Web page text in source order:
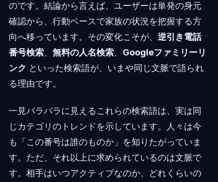
のです。結論から言えば、ユーザーは単発の身元
確認から、行動ベースで家族の状況を把握する方
向へ移っています。その変化こそが、 逆引き電話
番号検索、 無料の人名検索、 Googleファミリーリ
ンク といった検索語が、いまや同じ文脈で語られ
る理由です。
一見バラバラに見えるこれらの検索語は、実は同
じカテゴリのトレンドを示しています。人々は今
も「この番号は誰のものか」を知りたがっていま
す。ただ、それ以上に求められているのは文脈で
す。相手はいつアクティブなのか、どれくらいの